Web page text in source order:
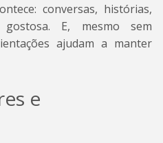
conversas, histórias,
E, mesmo sem
ajudam a manter
e